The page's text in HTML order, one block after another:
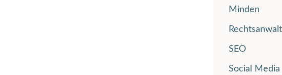
Minden
Rechtsanwalt
SEO
Social Media